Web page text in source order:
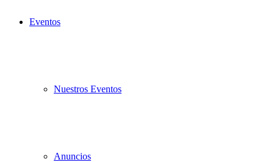
Eventos
Nuestros Eventos
Anuncios